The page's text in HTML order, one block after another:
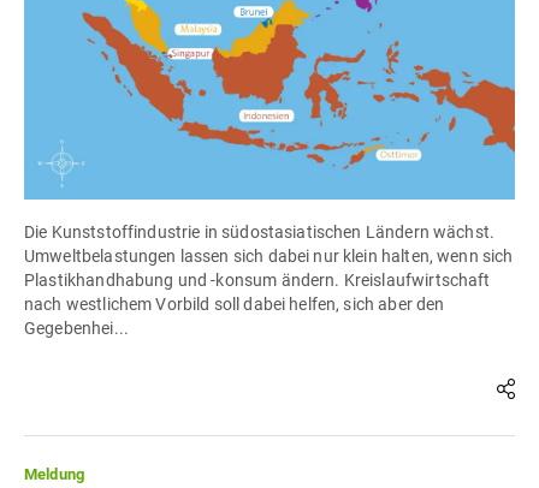
Die Kunststoffindustrie in südostasiatischen Ländern wächst.
Umweltbelastungen lassen sich dabei nur klein halten, wenn sich
Plastikhandhabung und -konsum ändern. Kreislaufwirtschaft
nach westlichem Vorbild soll dabei helfen, sich aber den
Gegebenhei...
Meldung